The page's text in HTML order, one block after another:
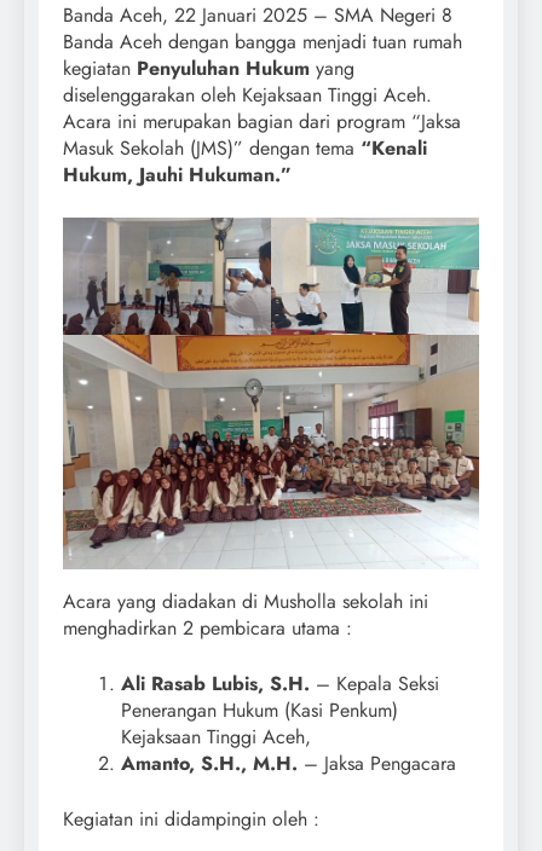
Banda Aceh, 22 Januari 2025 – SMA Negeri 8
Banda Aceh dengan bangga menjadi tuan rumah
kegiatan Penyuluhan Hukum yang
diselenggarakan oleh Kejaksaan Tinggi Aceh.
Acara ini merupakan bagian dari program “Jaksa
Masuk Sekolah (JMS)” dengan tema “Kenali
Hukum, Jauhi Hukuman.”
Acara yang diadakan di Musholla sekolah ini
menghadirkan 2 pembicara utama :
Ali Rasab Lubis, S.H. – Kepala Seksi
Penerangan Hukum (Kasi Penkum)
Kejaksaan Tinggi Aceh,
Amanto, S.H., M.H. – Jaksa Pengacara
Kegiatan ini didampingin oleh :